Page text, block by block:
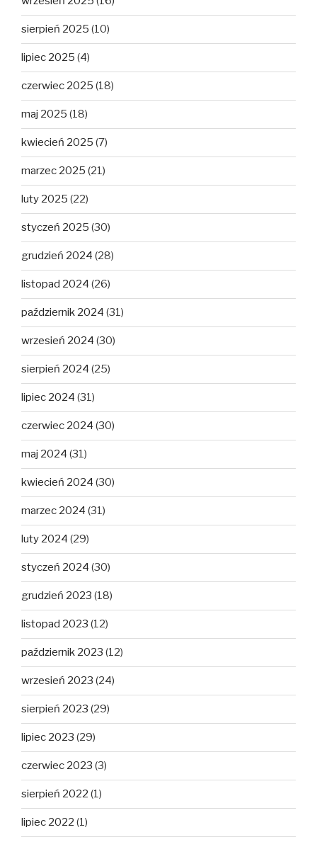
sierpień 2025 (10)
lipiec 2025 (4)
czerwiec 2025 (18)
maj 2025 (18)
kwiecień 2025 (7)
marzec 2025 (21)
luty 2025 (22)
styczeń 2025 (30)
grudzień 2024 (28)
listopad 2024 (26)
październik 2024 (31)
wrzesień 2024 (30)
sierpień 2024 (25)
lipiec 2024 (31)
czerwiec 2024 (30)
maj 2024 (31)
kwiecień 2024 (30)
marzec 2024 (31)
luty 2024 (29)
styczeń 2024 (30)
grudzień 2023 (18)
listopad 2023 (12)
październik 2023 (12)
wrzesień 2023 (24)
sierpień 2023 (29)
lipiec 2023 (29)
czerwiec 2023 (3)
sierpień 2022 (1)
lipiec 2022 (1)